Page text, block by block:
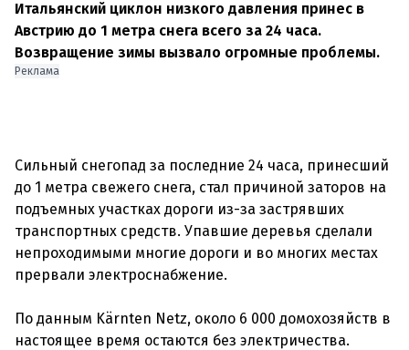
Итальянский циклон низкого давления принес в
Австрию до 1 метра снега всего за 24 часа.
Возвращение зимы вызвало огромные проблемы.
Реклама
Сильный снегопад за последние 24 часа, принесший
до 1 метра свежего снега, стал причиной заторов на
подъемных участках дороги из-за застрявших
транспортных средств. Упавшие деревья сделали
непроходимыми многие дороги и во многих местах
прервали электроснабжение.
По данным Kärnten Netz, около 6 000 домохозяйств в
настоящее время остаются без электричества.